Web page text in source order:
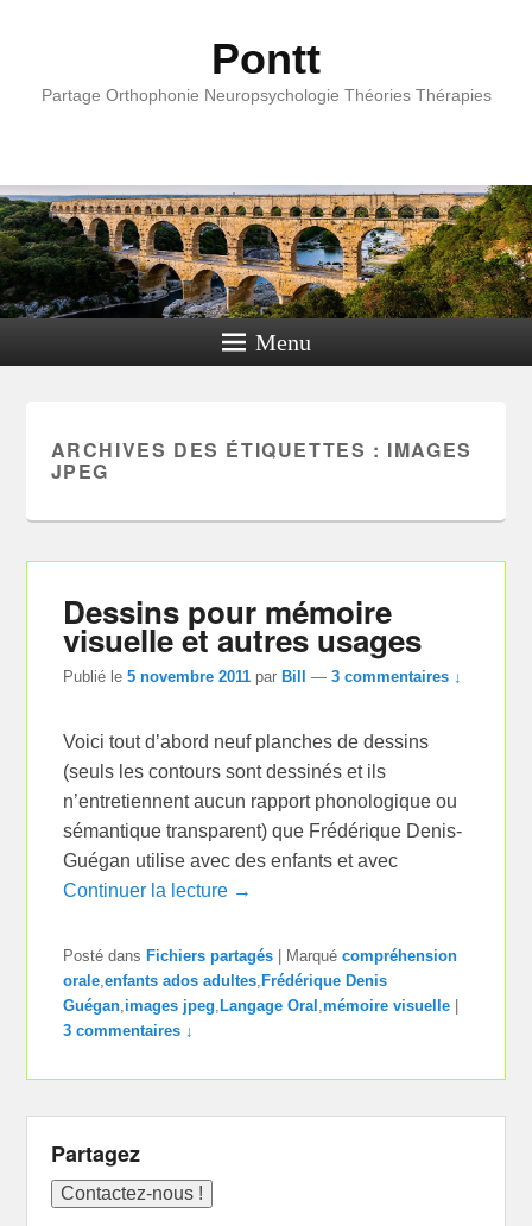
Pontt
Partage Orthophonie Neuropsychologie Théories Thérapies
Menu
ARCHIVES DES ÉTIQUETTES : IMAGES
JPEG
Dessins pour mémoire
visuelle et autres usages
Publié le5 novembre 2011 par Bill —3 commentaires ↓
Voici tout d’abord neuf planches de dessins
(seuls les contours sont dessinés et ils
n’entretiennent aucun rapport phonologique ou
sémantique transparent) que Frédérique Denis-
Guégan utilise avec des enfants et avec
Continuer la lecture →
Posté dans Fichiers partagés Marqué compréhension
orale,enfants ados adultes, Frédérique Denis
Guégan,images jpeg, Langage Oral ,mémoire visuelle
3 commentaires ↓
Partagez